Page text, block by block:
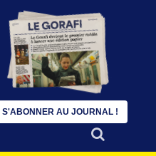
S'ABONNER AU JOURNAL !